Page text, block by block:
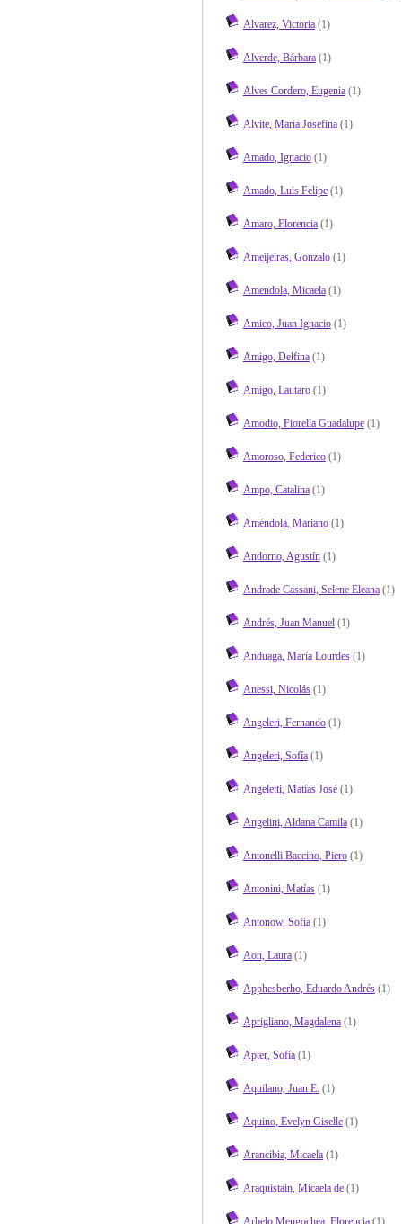
Alvarez, Victoria(1)
Alverde, Bárbara(1)
Alves Cordero, Eugenia(1)
Alvite, María Josefina(1)
Amado, Ignacio(1)
Amado, Luis Felipe(1)
Amaro, Florencia(1)
Ameijeiras, Gonzalo(1)
Amendola, Micaela(1)
Amico, Juan Ignacio(1)
Amigo, Delfina(1)
Amigo, Lautaro(1)
Amodio, Fiorella Guadalupe(1)
Amoroso, Federico(1)
Ampo, Catalina(1)
Améndola, Mariano(1)
Andorno, Agustín(1)
Andrade Cassani, Selene Eleana(1)
Andrés, Juan Manuel(1)
Anduaga, María Lourdes(1)
Anessi, Nicolás(1)
Angeleri, Fernando(1)
Angeleri, Sofía(1)
Angeletti, Matías José(1)
Angelini, Aldana Camila(1)
Antonelli Baccino, Piero(1)
Antonini, Matías(1)
Antonow, Sofía(1)
Aon, Laura(1)
Apphesberho, Eduardo Andrés(1)
Aprigliano, Magdalena(1)
Apter, Sofía(1)
Aquilano, Juan E. (1)
Aquino, Evelyn Giselle(1)
Arancibia, Micaela(1)
Araquistain, Micaela de(1)
Arbelo Mengochea, Florencia(1)